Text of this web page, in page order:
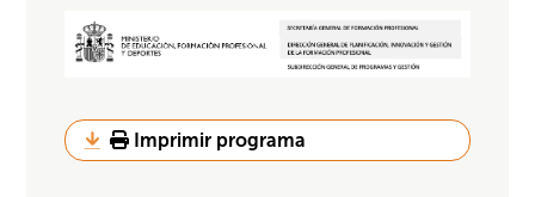
Imprimir programa